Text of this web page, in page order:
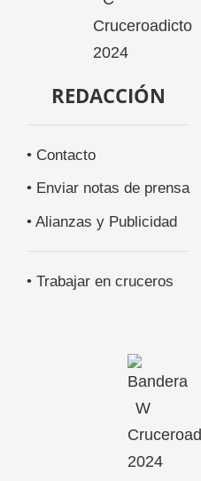
REDACCIÓN
• Contacto
• Enviar notas de prensa
• Alianzas y Publicidad
• Trabajar en cruceros